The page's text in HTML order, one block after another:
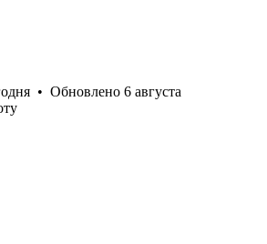
• Обновлено 6 августа